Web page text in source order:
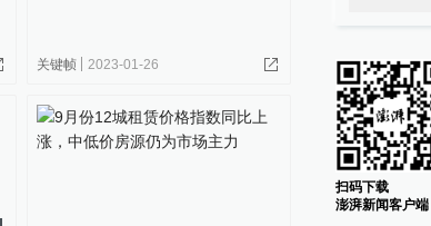
关键帧 2023-01-26
扫码下载
澎湃新闻客户端